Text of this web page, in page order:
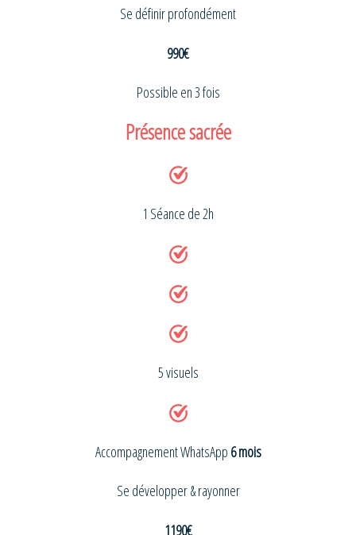
Se définir profondément
990€
Possible en 3 fois
Présence sacrée
1 Séance de 2h
5 visuels
Accompagnement WhatsApp 6 mois
Se développer & rayonner
1190€